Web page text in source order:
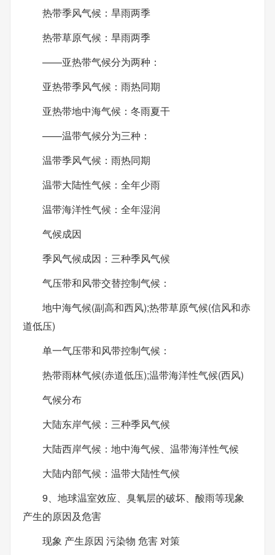
热带季风气候：旱雨两季
热带草原气候：旱雨两季
——亚热带气候分为两种：
亚热带季风气候：雨热同期
亚热带地中海气候：冬雨夏干
——温带气候分为三种：
温带季风气候：雨热同期
温带大陆性气候：全年少雨
温带海洋性气候：全年湿润
气候成因
季风气候成因：三种季风气候
气压带和风带交替控制气候：
地中海气候(副高和西风);热带草原气候(信风和赤
道低压)
单一气压带和风带控制气候：
热带雨林气候(赤道低压);温带海洋性气候(西风)
气候分布
大陆东岸气候：三种季风气候
大陆西岸气候：地中海气候、温带海洋性气候
大陆内部气候：温带大陆性气候
9、地球温室效应、臭氧层的破坏、酸雨等现象
产生的原因及危害
现象 产生原因 污染物 危害 对策